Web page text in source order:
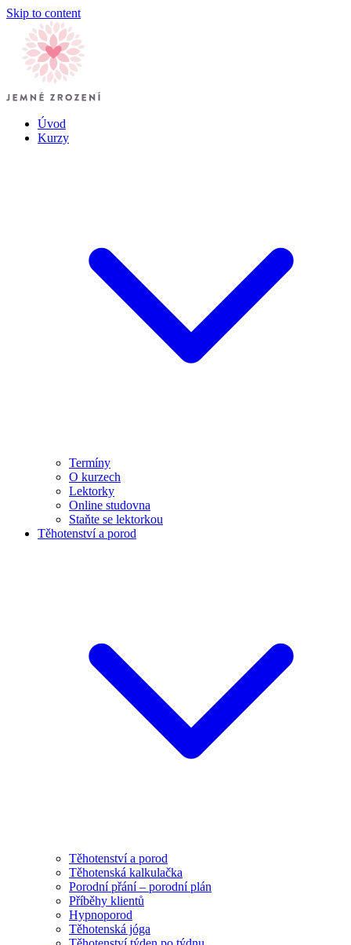
Skip to content
Úvod
Kurzy
Termíny
O kurzech
Lektorky
Online studovna
Staňte se lektorkou
Těhotenství a porod
Těhotenství a porod
Těhotenská kalkulačka
Porodní přání – porodní plán
Příběhy klientů
Hypnoporod
Těhotenská jóga